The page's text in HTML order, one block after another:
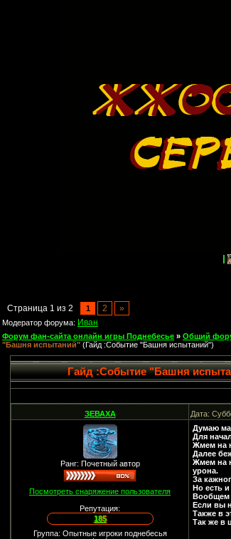
Страница 1 из 2 1 2 »
Модератор форума: Иван
Форум фан-сайта онлайн игры Поднебесье » Общий
"Башня испытаний" (Гайд :Событие "Башня испытаний")
Гайд :Событие "Башня
ЗЕВАХА Дата:
Ранг: Почетный автор
Посмотреть снаряжение пользователя
Репутация:
185
Группа: Опытные игроки поднебесья
Думаю
Для
Жмем на
Далее
Жмем на
урона.
За
Но есть
Вообщем
Если вы
Также в
Так же в